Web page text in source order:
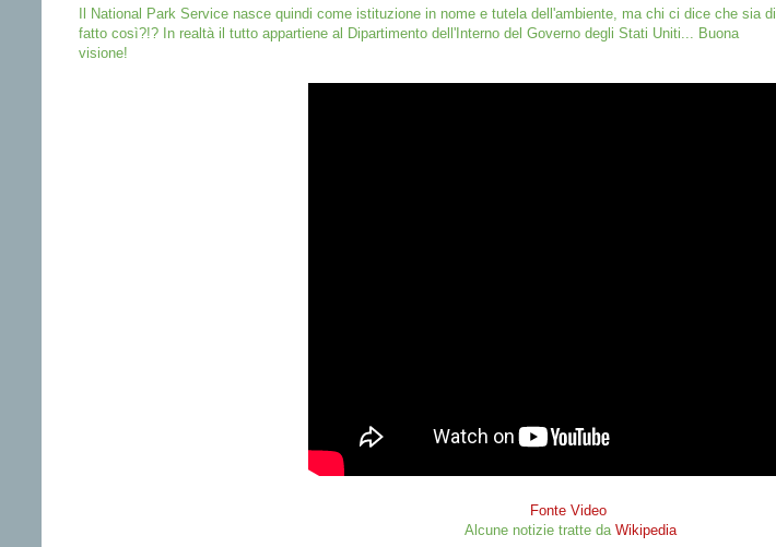
Il National Park Service nasce quindi come istituzione in nome e tutela dell'ambiente, ma chi ci dice che sia di
fatto così?!? In realtà il tutto appartiene al Dipartimento dell'Interno del Governo degli Stati Uniti... Buona
visione!
Fonte Video
Alcune notizie tratte da Wikipedia